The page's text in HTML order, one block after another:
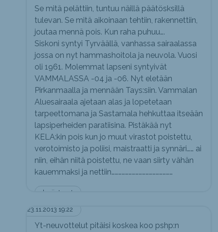
k:piintynyt
Se mitä pelättiin, tuntuu näillä päätösksillä
tulevan. Se mitä aikoinaan tehtiin, rakennettiin,
joutaa mennä pois. Kun raha puhuu….
Siskoni syntyi Tyrväällä, vanhassa sairaalassa
jossa on nyt hammashoitola ja neuvola. Vuosi
oli 1961. Molemmat lapseni syntyivät
VAMMALASSA -04 ja -06. Nyt eletään
Pirkanmaalla ja mennään Tays:siin. Vammalan
Aluesairaala ajetaan alas ja lopetetaan
tarpeettomana ja Sastamala hehkuttaa itseään
lapsiperheiden paratiisina. Pistäkää nyt
KELA:kin pois kun jo muut virastot poistettu,
verotoimisto ja poliisi, maistraatti ja synnäri…… ai
niin, eihän niitä poistettu, ne vaan siirty vähän
kauemmaksi ja nettiin………………………………………………
23.11.2013 19:22
Yt-neuvottelut pitäisi koskea koo pshp:n